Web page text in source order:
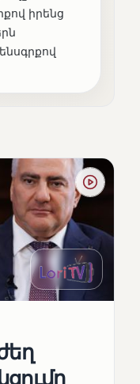
իրենց